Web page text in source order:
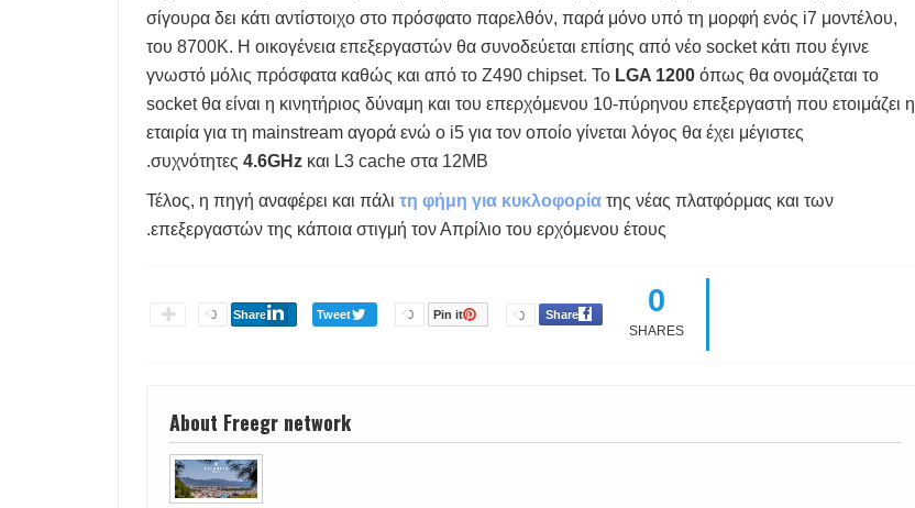
σίγουρα δει κάτι αντίστοιχο στο πρόσφατο παρελθόν, παρά μόνο υπό τη μορφή ενός i7 μοντέλου,
του 8700K. Η οικογένεια επεξεργαστών θα συνοδεύεται επίσης από νέο socket κάτι που έγινε
γνωστό μόλις πρόσφατα καθώς και από το Z490 chipset. Το LGA 1200 όπως θα ονομάζεται το
socket θα είναι η κινητήριος δύναμη και του επερχόμενου 10-πύρηνου επεξεργαστή που ετοιμάζει η
εταιρία για τη mainstream αγορά ενώ ο i5 για τον οποίο γίνεται λόγος θα έχει μέγιστες
συχνότητες 4.6GHz και L3 cache στα 12MB.
Τέλος, η πηγή αναφέρει και πάλι τη φήμη για κυκλοφορία της νέας πλατφόρμας και των
επεξεργαστών της κάποια στιγμή τον Απρίλιο του ερχόμενου έτους.
0
SHARES
Share
0
Pin it
0
Tweet
Share
0
About Freegr network